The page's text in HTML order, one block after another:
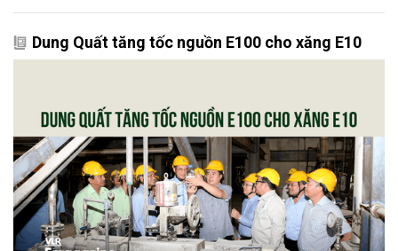
Dung Quất tăng tốc nguồn E100 cho xăng E10